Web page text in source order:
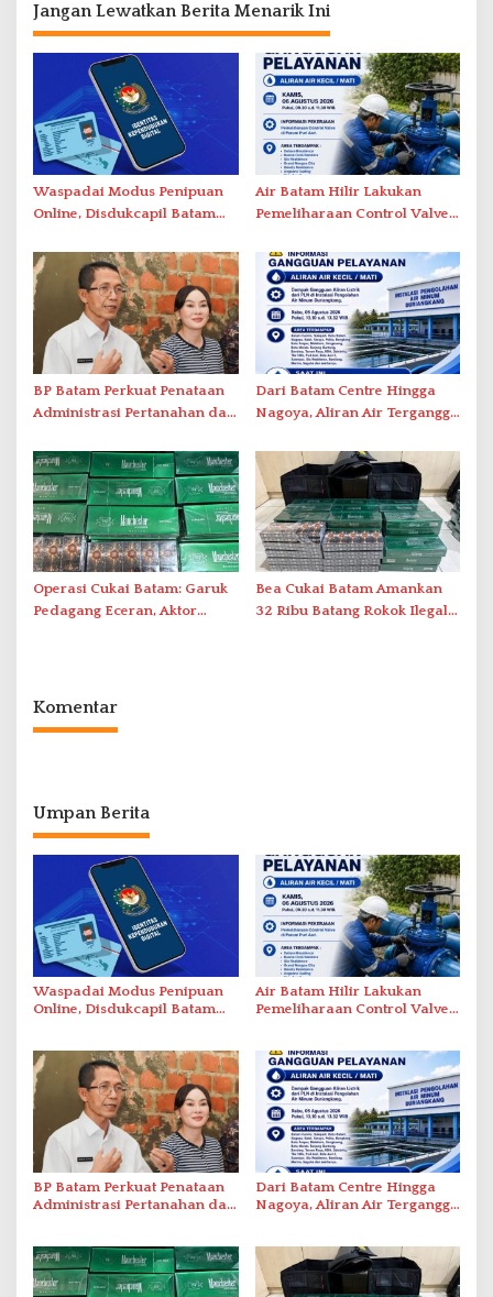
Jangan Lewatkan Berita Menarik Ini
Waspadai Modus Penipuan
Online, Disdukcapil Batam
Tatap Muka
Air Batam Hilir Lakukan
Pemeliharaan Control Valve,
BP Batam Perkuat Penataan
Administrasi Pertanahan dan
Dari Batam Centre Hingga
Nagoya, Aliran Air Terganggu
Duriangkang
Operasi Cukai Batam: Garuk
Pedagang Eceran, Aktor
Bea Cukai Batam Amankan
32 Ribu Batang Rokok Ilegal
Komentar
Umpan Berita
Waspadai Modus Penipuan
Online, Disdukcapil Batam
Air Batam Hilir Lakukan
Pemeliharaan Control Valve,
BP Batam Perkuat Penataan
Administrasi Pertanahan dan
Dari Batam Centre Hingga
Nagoya, Aliran Air Terganggu